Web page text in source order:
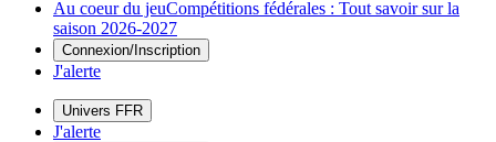
Au coeur du jeuCompétitions fédérales : Tout savoir sur la
saison 2026-2027
Connexion/Inscription
J'alerte
Univers FFR
J'alerte